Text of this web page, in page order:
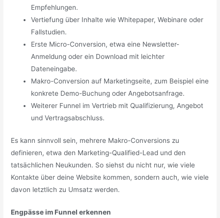
Empfehlungen.
Vertiefung über Inhalte wie Whitepaper, Webinare oder
Fallstudien.
Erste Micro-Conversion, etwa eine Newsletter-
Anmeldung oder ein Download mit leichter
Dateneingabe.
Makro-Conversion auf Marketingseite, zum Beispiel eine
konkrete Demo-Buchung oder Angebotsanfrage.
Weiterer Funnel im Vertrieb mit Qualifizierung, Angebot
und Vertragsabschluss.
Es kann sinnvoll sein, mehrere Makro-Conversions zu
definieren, etwa den Marketing-Qualified-Lead und den
tatsächlichen Neukunden. So siehst du nicht nur, wie viele
Kontakte über deine Website kommen, sondern auch, wie viele
davon letztlich zu Umsatz werden.
Engpässe im Funnel erkennen